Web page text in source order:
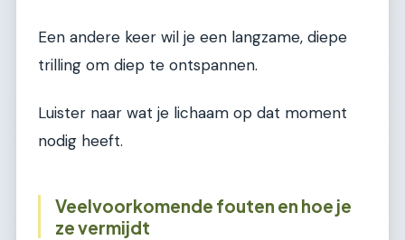
Een andere keer wil je een langzame, diepe
trilling om diep te ontspannen.
Luister naar wat je lichaam op dat moment
nodig heeft.
Veelvoorkomende fouten en hoe je
ze vermijdt